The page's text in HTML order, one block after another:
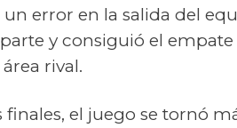
error en la salida del
y consiguió el
rival.
el juego se tornó